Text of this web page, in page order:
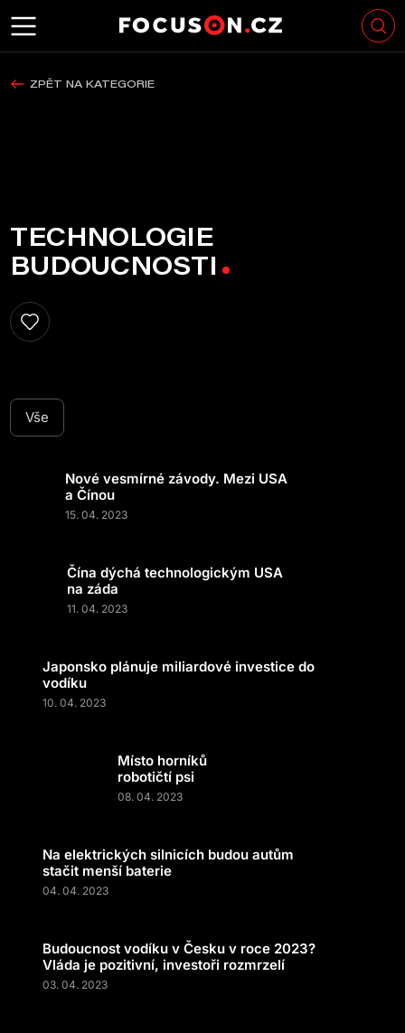
ZPĚT NA KATEGORIE
TECHNOLOGIE
BUDOUCNOSTI
Vše
Nové vesmírné závody. Mezi USA
a Čínou
15. 04. 2023
Čína dýchá technologickým USA
na záda
11. 04. 2023
Japonsko plánuje miliardové investice do
vodíku
10. 04. 2023
Místo horníků
robotičtí psi
08. 04. 2023
Na elektrických silnicích budou autům
stačit menší baterie
04. 04. 2023
Budoucnost vodíku v Česku v roce 2023?
Vláda je pozitivní, investoři rozmrzelí
03. 04. 2023